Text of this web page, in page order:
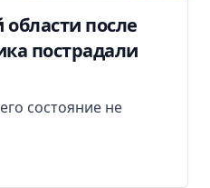
после
пострадали
состояние не